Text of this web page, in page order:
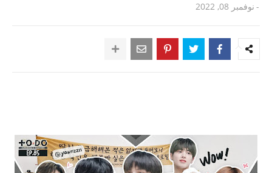
- نوفمبر 08, 2022